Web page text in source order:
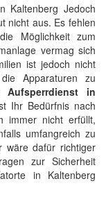
Kaltenberg Jedoch
nicht aus. Es fehlen
Möglichkeit zum
vermag sich
ist jedoch nicht
Apparaturen zu
Aufsperrdienst in
Ihr Bedürfnis nach
immer nicht erfüllt,
umfangreich zu
wäre dafür richtiger
zur Sicherheit
in Kaltenberg